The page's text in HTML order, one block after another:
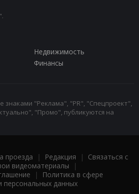
Недвижимость
Финансы
знаками "Реклама", "PR", "Спецпроект",
"Промо", публикуются на
проезда | Редакция | Связаться с
видеоматериалы |
|
Политика в сфере
персональных данных